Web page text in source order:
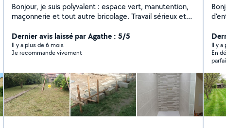
Bonjour, je suis polyvalent : espace vert, manutention,
maçonnerie et tout autre bricolage. Travail sérieux et
Dernier avis laissé par Agathe : 5/5
Il y a plus de 6 mois
Je recommande vivement
un
Il y a
En
je le